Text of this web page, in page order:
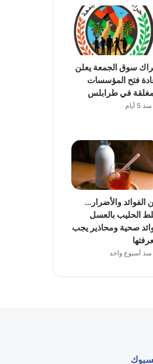
سوق الجمعة يعلن
فتح المؤسسات
في طرابلس
منذ 5 أيام
الفوائد والأضرار…
الحليب بالعسل
صحية ومحاذير يجب
منذ أسبوع واحد